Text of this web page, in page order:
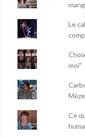
Le
moi"
Mèze
Ce